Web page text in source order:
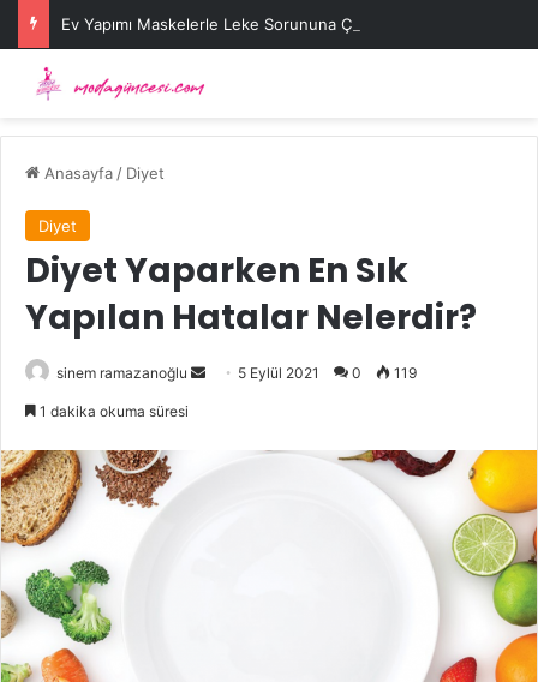
Ev Yapımı Maskelerle Leke Sorununa Çözüm Önerileri
Anasayfa / Diyet
Diyet
Diyet Yaparken En Sık
Yapılan Hatalar Nelerdir?
sinem ramazanoğlu
Bir
göndermek
5 Eylül 2021 0 119
1 dakika okuma süresi